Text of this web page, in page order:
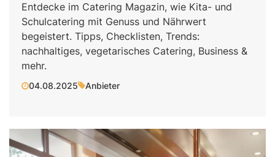
Entdecke im Catering Magazin, wie Kita- und
Schulcatering mit Genuss und Nährwert
begeistert. Tipps, Checklisten, Trends:
nachhaltiges, vegetarisches Catering, Business &
mehr.
04.08.2025 Anbieter